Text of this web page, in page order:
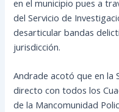
en el municipio pues a
del Servicio de
desarticular bandas
jurisdicción.
Andrade acotó que en la
directo con todos los
de la Mancomunidad